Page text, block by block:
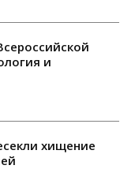
и
хищение